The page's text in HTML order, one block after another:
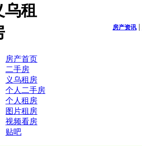
乌租
房产资讯 |
房产首页
二手房
义乌租房
个人二手房
个人租房
图片租房
视频看房
贴吧